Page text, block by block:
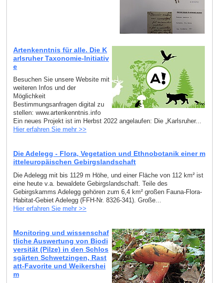
Artenkenntnis für alle. Die K
arlsruher Taxonomie-Initiativ
e
Besuchen Sie unsere Website mit
weiteren Infos und der
Möglichkeit
Bestimmungsanfragen digital zu
stellen: www.artenkenntnis.info
Ein neues Projekt ist im Herbst 2022 angelaufen: Die „Karlsruher...
Hier erfahren Sie mehr >>
Die Adelegg - Flora, Vegetation und Ethnobotanik einer m
itteleuropäischen Gebirgslandschaft
Die Adelegg mit bis 1129 m Höhe, und einer Fläche von 112 km² ist
eine heute v.a. bewaldete Gebirgslandschaft. Teile des
Gebirgskamms Adelegg gehören zum 6,4 km² großen Fauna-Flora-
Habitat-Gebiet Adelegg (FFH-Nr. 8326-341). Große...
Hier erfahren Sie mehr >>
Monitoring und wissenschaf
tliche Auswertung von Biodi
versität (Pilze) in den Schlos
sgärten Schwetzingen, Rast
att-Favorite und Weikershei
m